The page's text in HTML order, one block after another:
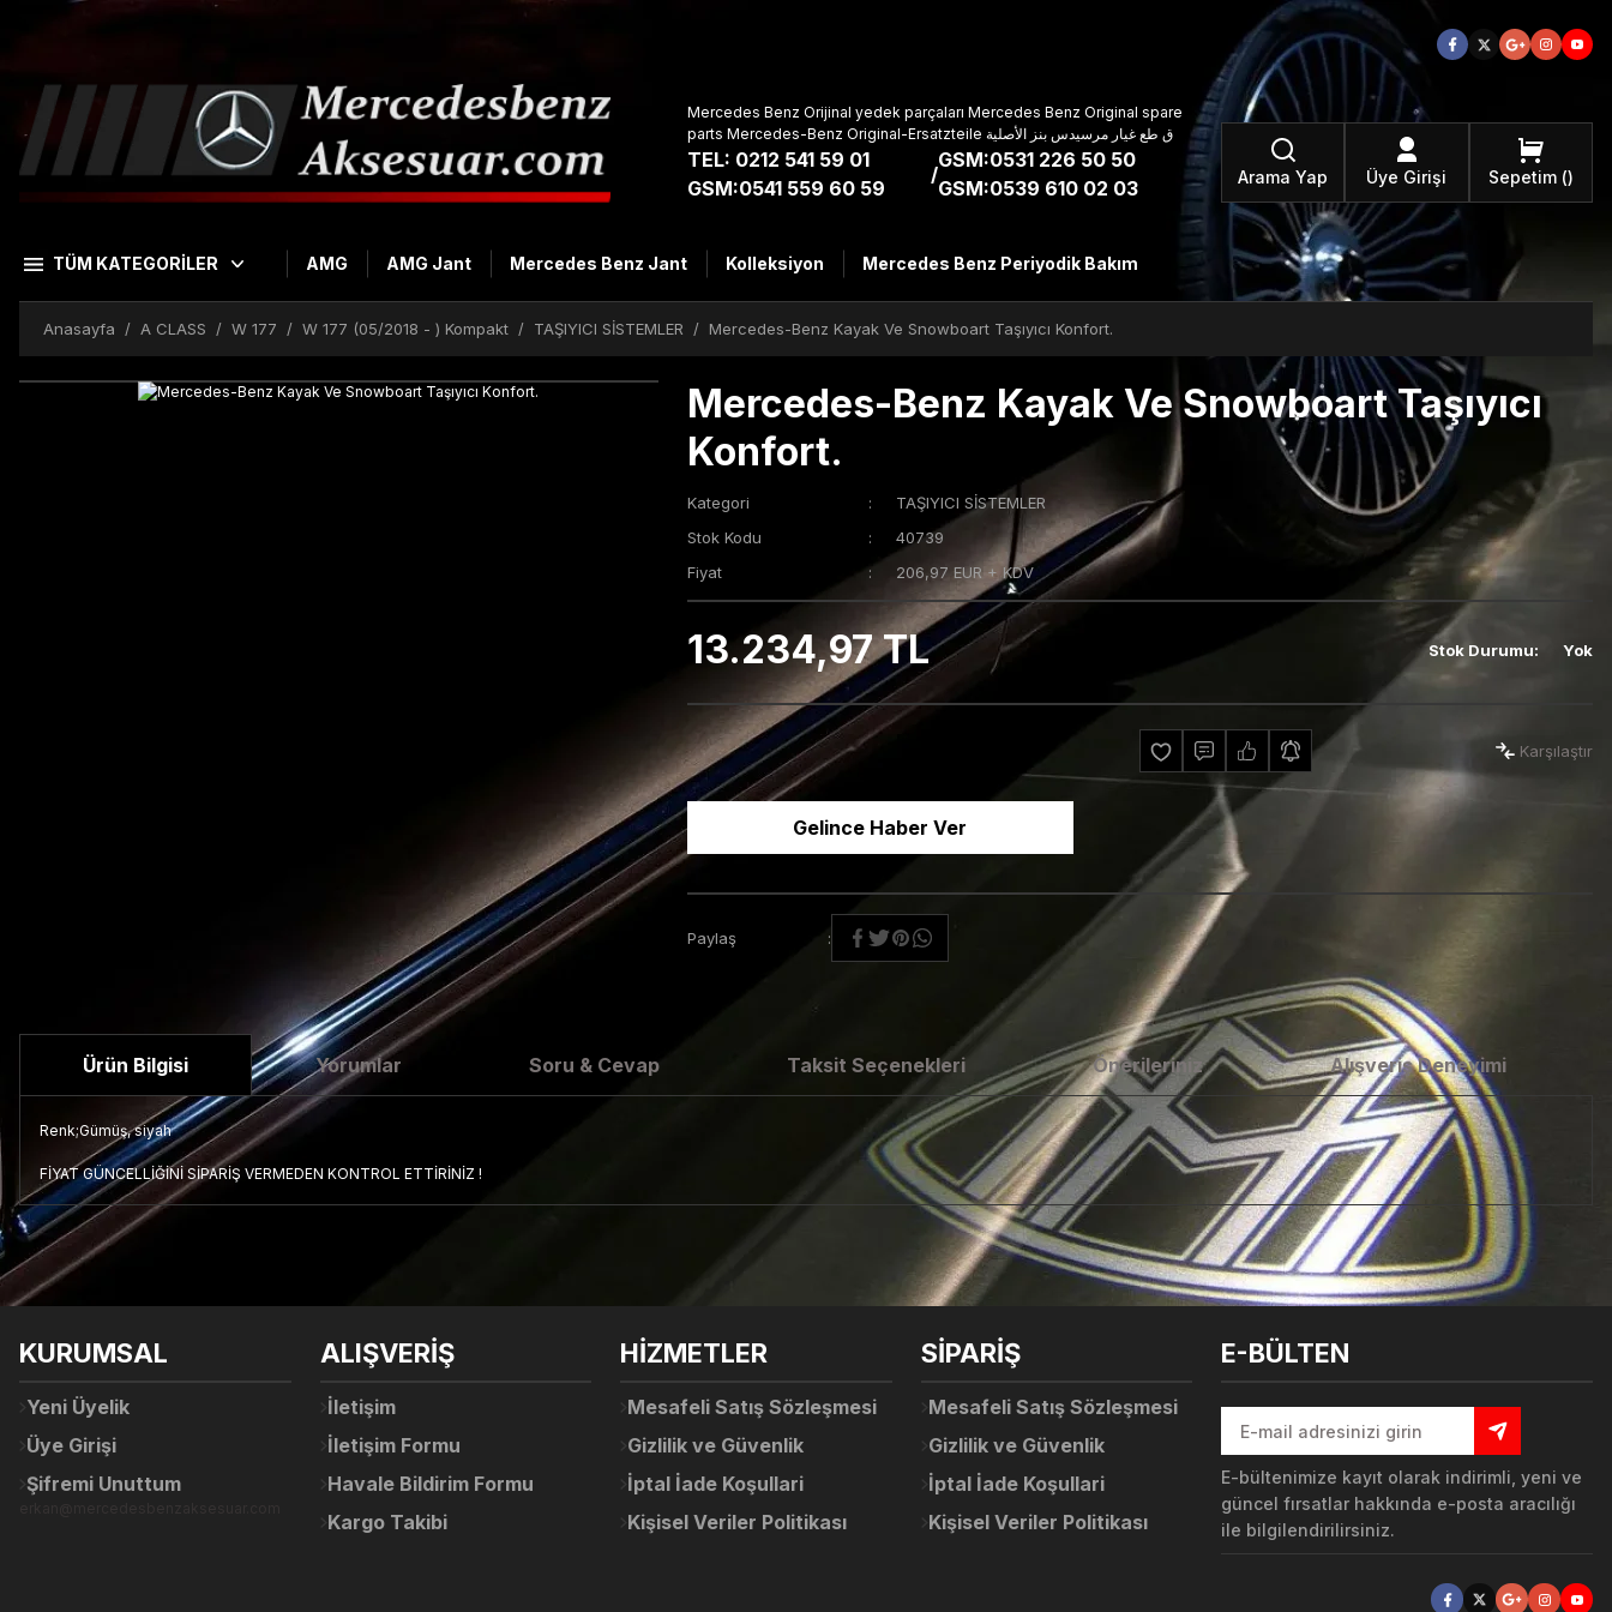
Mercedes Benz Orijinal yedek parçaları Mercedes Benz Original spare
parts Mercedes-Benz Original-Ersatzteile ق طع غيار مرسيدس بنز الأصلية
TEL: 0212 541 59 01
GSM:0541 559 60 59
/
GSM:0531 226 50 50
GSM:0539 610 02 03
Arama Yap Üye Girişi Sepetim
TÜM KATEGORİLER AMG AMG Jant Mercedes Benz Jant Kolleksiyon Mercedes Benz Periyodik Bakım
Anasayfa A CLASS W 177 W 177 (05/2018 - ) Kompakt TAŞIYICI SİSTEMLER Mercedes-Benz Kayak Ve Snowboart Taşıyıcı Konfort.
Mercedes-Benz Kayak Ve Snowboart Taşıyıcı
Konfort.
Kategori
TAŞIYICI SİSTEMLER
Stok Kodu
40739
Fiyat
206,97 EUR + KDV
13.234,97 TL Stok Durumu: Yok
Karşılaştır
Gelince Haber Ver
Paylaş
Ürün Bilgisi Yorumlar Soru & Cevap Taksit Seçenekleri Önerileriniz Alışveriş Deneyimi
Renk;Gümüş, siyah
FİYAT GÜNCELLİĞİNİ SİPARİŞ VERMEDEN KONTROL ETTİRİNİZ !
Yorum Yaz
Ürün hakkında henüz soru sorulmamış.
Bu ürünün fiyat bilgisi, resim, ürün açıklamalarında ve diğer konularda yetersiz gördüğünüz noktaları öneri formunu kullanarak tarafımıza iletebilirsiniz.
Görüş ve önerileriniz için teşekkür ederiz.
Ürün açıklamasında eksik bilgiler bulunuyor.
Bu ürüne benzer farklı alternatifler olmalı.
Deneyimini Paylaş
KURUMSAL
Yeni Üyelik
Üye Girişi
Şifremi Unuttum
ALIŞVERİŞ
İletişim
İletişim Formu
Havale Bildirim Formu
Kargo Takibi
HİZMETLER
Mesafeli Satış Sözleşmesi
Gizlilik ve Güvenlik
İptal İade Koşullari
Kişisel Veriler Politikası
SİPARİŞ
Mesafeli Satış Sözleşmesi
Gizlilik ve Güvenlik
İptal İade Koşullari
Kişisel Veriler Politikası
E-BÜLTEN
E-bültenimize kayıt olarak indirimli, yeni ve
güncel fırsatlar hakkında e-posta aracılığı
ile bilgilendirilirsiniz.